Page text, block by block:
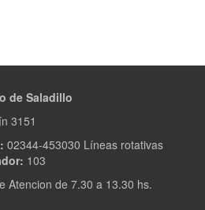
de Saladillo
3151
02344-453030 Líneas rotativas
103
Atencion de 7.30 a 13.30 hs.